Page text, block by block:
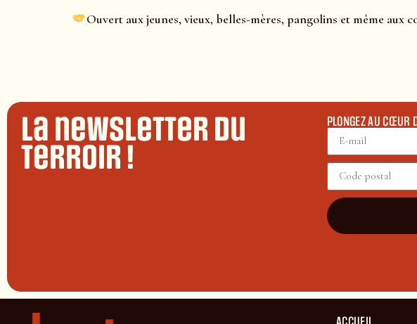
Ouvert aux jeunes, vieux, belles-mères, pangolins et même
La newsletter du
terroir !
PLONGEZ AU CŒUR